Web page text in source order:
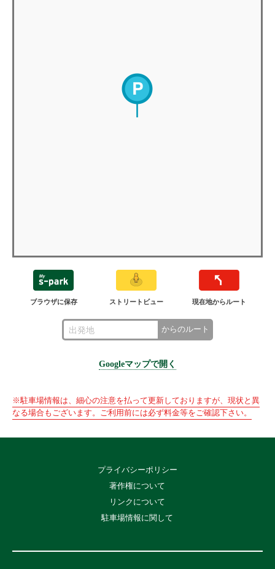
ブラウザに保存 ストリートビュー 現在地からルート
からのルート
Googleマップで開く
※駐車場情報は、細心の注意を払って更新しておりますが、現状と異
なる場合もございます。ご利用前には必ず料金等をご確認下さい。
プライバシーポリシー
著作権について
リンクについて
駐車場情報に関して